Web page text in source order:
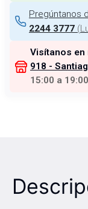
Pregúntanos
2244 3777 (
Visítanos en
918 -
15:00 a 19:00